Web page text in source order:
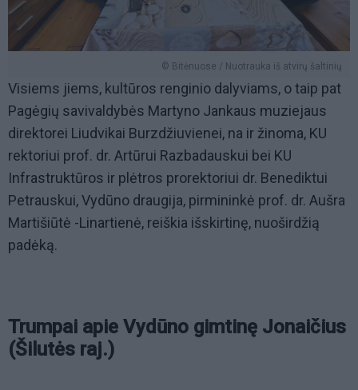
© Bitėnuose / Nuotrauka iš atvirų šaltinių
Visiems jiems, kultūros renginio dalyviams, o taip pat
Pagėgių savivaldybės Martyno Jankaus muziejaus
direktorei Liudvikai Burzdžiuvienei, na ir žinoma, KU
rektoriui prof. dr. Artūrui Razbadauskui bei KU
Infrastruktūros ir plėtros prorektoriui dr. Benediktui
Petrauskui, Vydūno draugija, pirmininkė prof. dr. Aušra
Martišiūtė -Linartienė, reiškia išskirtinę, nuoširdžią
padėką.
Trumpai apie Vydūno gimtinę Jonaičius
(Šilutės raj.)